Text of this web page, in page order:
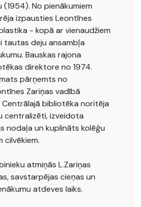
No pienākumiem
izpausties Leontīnes
- kopā ar vienaudžiem
tautas deju ansambļa
Bauskas rajona
direktore no 1974.
pārņemts no
Zariņas vadībā
Centrālajā bibliotēka noritēja
centralizēti, izveidota
nodaļa un kuplināts kolēģu
cilvēkiem.
atmiņās L.Zariņas
savstarpējas cieņas un
atdeves laiks.